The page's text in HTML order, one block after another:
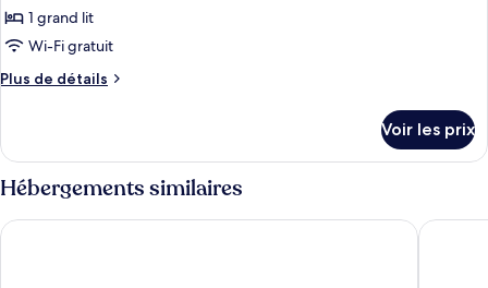
1 grand lit
Wi-Fi gratuit
Plus de détails
Plus
le
type
de
chambre
Chambre
Voir les prix
Hébergements similaires
Point Bay Resort Sunset